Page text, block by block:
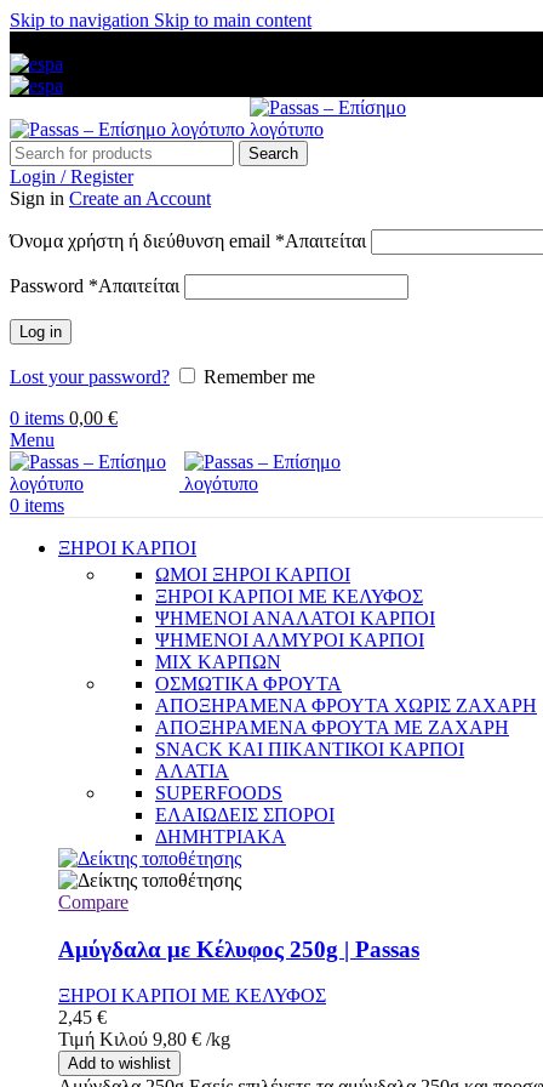
Skip to navigation Skip to main content
Search
Login / Register
Sign in Create an Account
Όνομα χρήστη ή διεύθυνση email *Απαιτείται
Password *Απαιτείται
Log in
Lost your password?
Remember me
0 items 0,00 €
Menu
0 items
ΞΗΡΟΙ ΚΑΡΠΟΙ
ΩΜΟΙ ΞΗΡΟΙ ΚΑΡΠΟΙ
ΞΗΡΟΙ ΚΑΡΠΟΙ ΜΕ ΚΕΛΥΦΟΣ
ΨΗΜΕΝΟΙ ΑΝΑΛΑΤΟΙ ΚΑΡΠΟΙ
ΨΗΜΕΝΟΙ ΑΛΜΥΡΟΙ ΚΑΡΠΟΙ
MIX ΚΑΡΠΩΝ
ΟΣΜΩΤΙΚΑ ΦΡΟΥΤΑ
ΑΠΟΞΗΡΑΜΕΝΑ ΦΡΟΥΤΑ ΧΩΡΙΣ ΖΑΧΑΡΗ
ΑΠΟΞΗΡΑΜΕΝΑ ΦΡΟΥΤΑ ΜΕ ΖΑΧΑΡΗ
SNACK ΚΑΙ ΠΙΚΑΝΤΙΚΟΙ ΚΑΡΠΟΙ
ΑΛΑΤΙΑ
SUPERFOODS
ΕΛΑΙΩΔΕΙΣ ΣΠΟΡΟΙ
ΔΗΜΗΤΡΙΑΚΑ
Compare
Αμύγδαλα με Κέλυφος 250g | Passas
ΞΗΡΟΙ ΚΑΡΠΟΙ ΜΕ ΚΕΛΥΦΟΣ
2,45 €
Τιμή Κιλού 9,80 € /kg
Add to wishlist